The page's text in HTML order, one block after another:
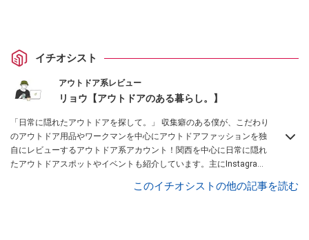
イチオシスト
アウトドア系レビュー
リョウ【アウトドアのある暮らし。】
「日常に隠れたアウトドアを探して。」 収集癖のある僕が、こだわり
のアウトドア用品やワークマンを中心にアウトドアファッションを独
自にレビューするアウトドア系アカウント！関西を中心に日常に隠れ
たアウトドアスポットやイベントも紹介しています。主にInstagram
ば、ぜひ覗きに来てください！お待ちしています！Instagramはこち
このイチオシストの他の記事を読む